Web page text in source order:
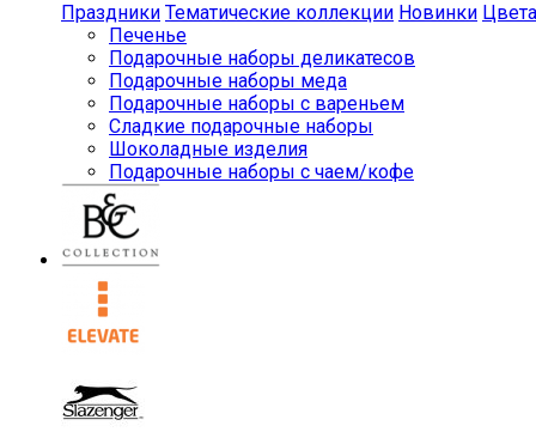
Праздники Тематические коллекции Новинки Цвета
Печенье
Подарочные наборы деликатесов
Подарочные наборы меда
Подарочные наборы с вареньем
Сладкие подарочные наборы
Шоколадные изделия
Подарочные наборы с чаем/кофе